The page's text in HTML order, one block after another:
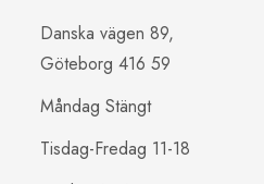
Danska vägen 89,
Göteborg 416 59
Måndag Stängt
Tisdag-Fredag 11-18